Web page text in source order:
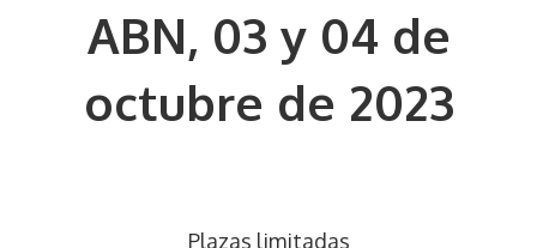
ABN, 03 y 04 de
octubre de 2023
Plazas limitadas